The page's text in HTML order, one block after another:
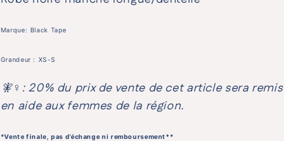
Marque: Black Tape
Grandeur : XS-S
🧚♀️: 20% du prix de vente de cet article sera
en aide aux femmes de la région.
*Vente finale, pas d’échange ni remboursement**